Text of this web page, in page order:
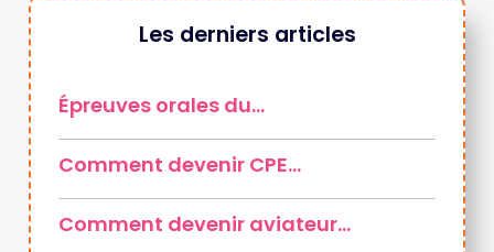
Les derniers articles
Épreuves orales du…
Comment devenir CPE…
Comment devenir aviateur…